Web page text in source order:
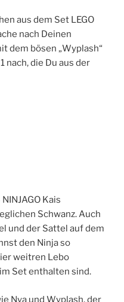
aus dem Set LEGO
nach Deinen
dem bösen „Wyplash“
nach, die Du aus der
Kais
Schwanz. Auch
und der Sattel auf dem
den Ninja so
weitren Lebo
Set enthalten sind.
Nya und Wyplash, der